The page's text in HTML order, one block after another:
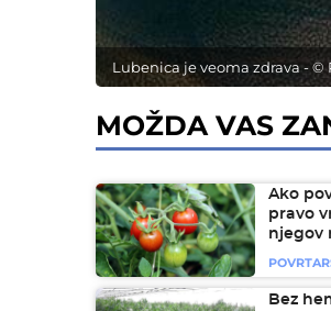
Lubenica je veoma zdrava - ©
MOŽDA VAS
Ako
pravo
njegov
Bez